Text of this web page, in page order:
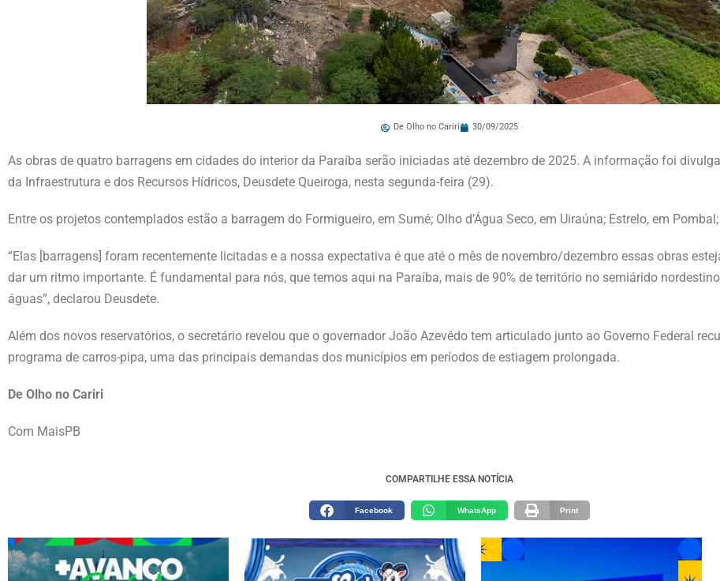
De Olho no Cariri 30/09/2025
As obras de quatro barragens em cidades do interior da Paraíba serão iniciadas até dezembro de 2025. A informação foi
da Infraestrutura e dos Recursos Hídricos, Deusdete Queiroga, nesta segunda-feira (29).
Entre os projetos contemplados estão a barragem do Formigueiro, em Sumé; Olho d’Água Seco, em Uiraúna; Estrelo, em
“Elas [barragens] foram recentemente licitadas e a nossa expectativa é que até o mês de novembro/dezembro essas obras
dar um ritmo importante. É fundamental para nós, que temos aqui na Paraíba, mais de 90% de território no semiárido
águas”, declarou Deusdete.
Além dos novos reservatórios, o secretário revelou que o governador João Azevêdo tem articulado junto ao Governo Federal
programa de carros-pipa, uma das principais demandas dos municípios em períodos de estiagem prolongada.
De Olho no Cariri
Com MaisPB
COMPARTILHE ESSA NOTÍCIA
Facebook WhatsApp Print